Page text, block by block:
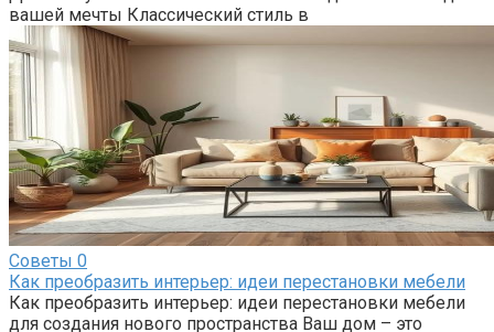
вашей мечты Классический стиль в
Советы 0
Как преобразить интерьер: идеи перестановки мебели
Как преобразить интерьер: идеи перестановки мебели
для создания нового пространства Ваш дом – это